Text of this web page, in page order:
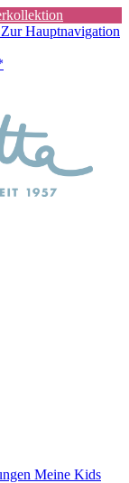
Zur Hauptnavigation
Meine Kids